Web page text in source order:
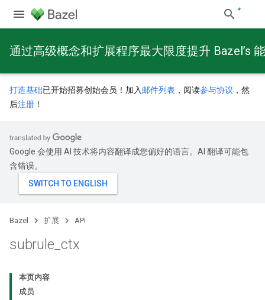
通过高级概念和扩展程序最大限度提升 Bazel’s
打造基础已开始招募创始会员！加入 邮件列表 ，阅读参与协议 ，然
后注册 ！
Google 会使用 AI 技术将内容翻译成您偏好的语言。AI 翻译可能包
含错误。
Bazel 扩展 API
subrule _ctx
本页内容
成员